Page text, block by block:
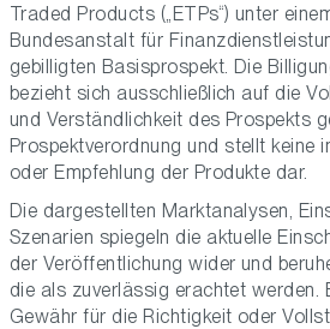
Traded Products („ETPs“) unter
Bundesanstalt für
gebilligten Basisprospekt. Die
bezieht sich ausschließlich auf die
und Verständlichkeit des Prospekts
Prospektverordnung und stellt keine
oder Empfehlung der Produkte dar.
Die dargestellten Marktanalysen,
Szenarien spiegeln die aktuelle
der Veröffentlichung wider und
die als zuverlässig erachtet werden.
Gewähr für die Richtigkeit oder